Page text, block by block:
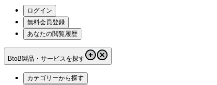
ログイン
無料会員登録
あなたの閲覧履歴
BtoB製品・サービスを探す
カテゴリーから探す